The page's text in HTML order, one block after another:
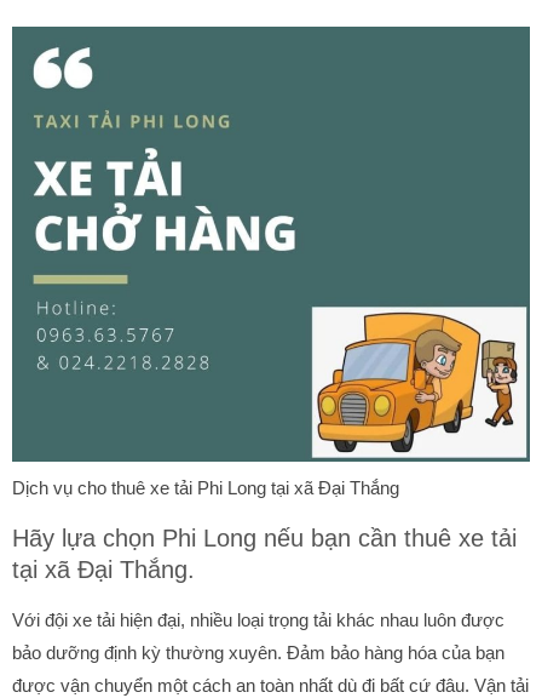
Dịch vụ cho thuê xe tải Phi Long tại xã Đại Thắng
Hãy lựa chọn Phi Long nếu bạn cần thuê xe tải
tại xã Đại Thắng.
Với đội xe tải hiện đại, nhiều loại trọng tải khác nhau luôn được
bảo dưỡng định kỳ thường xuyên. Đảm bảo hàng hóa của bạn
được vận chuyển một cách an toàn nhất dù đi bất cứ đâu. Vận tải